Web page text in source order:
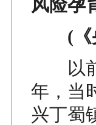
风险孕
(《央
以前
年，当
兴丁蜀